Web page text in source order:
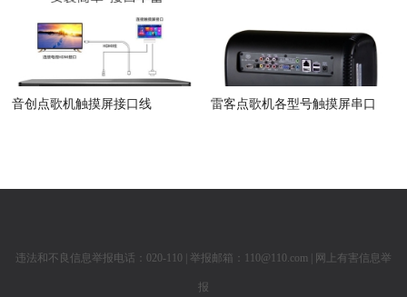
音创点歌机触摸屏接口线 雷客点歌机各型号触摸屏串口
违法和不良信息举报电话：020-110 | 举报邮箱：110@110.com | 网上有害信息举
报